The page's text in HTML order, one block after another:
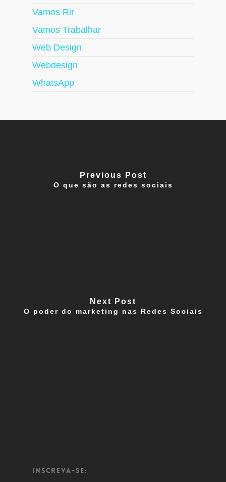
Vamos Rir
Vamos Trabalhar
Web Design
Webdesign
WhatsApp
Previous Post
O que são as redes sociais
Next Post
O poder do marketing nas Redes Sociais
Inscreva-se: